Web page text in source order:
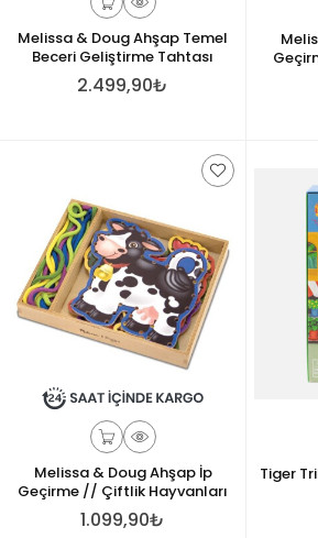
Melissa & Doug Ahşap Temel
Beceri Geliştirme Tahtası
2.499,90₺
Melissa & Doug Ahşap İp
Geçirme // Çiftlik Hayvanları
1.099,90₺
Tiger